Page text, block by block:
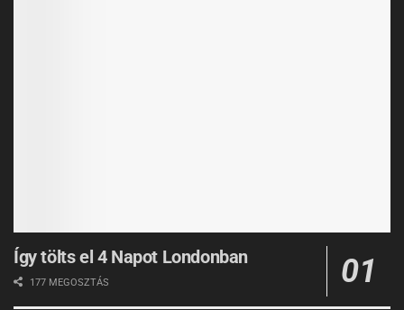
Így tölts el 4 Napot Londonban
177 MEGOSZTÁS